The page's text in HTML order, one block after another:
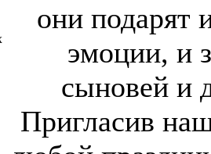
они подарят
эмоции, и
сыновей и
Пригласив